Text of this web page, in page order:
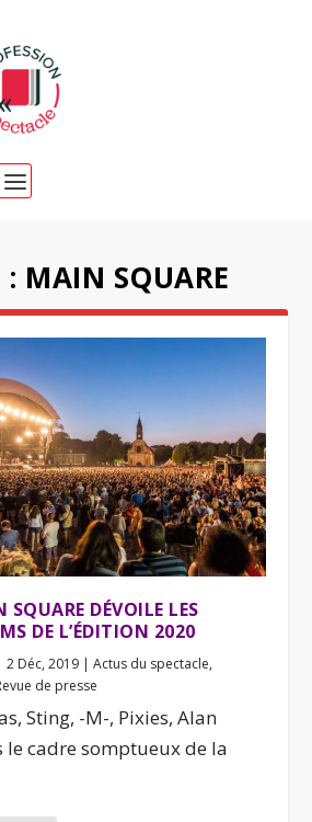
: MAIN SQUARE
DÉVOILE LES
DE L’ÉDITION 2020
|2 Déc, 2019 |Actus du spectacle,
de presse
Sting, -M-, Pixies, Alan
le cadre somptueux de la